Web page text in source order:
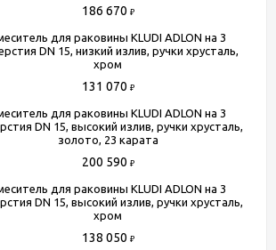
керамическая кран-букса
125
140
позолоченный,23 кар
БП "Румянцево", корпус В, этаж 2,
в пределах МКАД (стоимость
186 670 ₽
для раковины KLUDI ADLON на 3
DN 15, низкий излив, ручки хрусталь,
хром
131 070 ₽
для раковины KLUDI ADLON на 3
DN 15, высокий излив, ручки хрусталь,
золото, 23 карата
200 590 ₽
для раковины KLUDI ADLON на 3
DN 15, высокий излив, ручки хрусталь,
хром
138 050 ₽